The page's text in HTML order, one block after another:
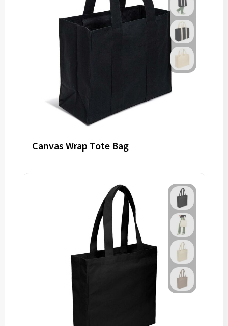
Canvas Wrap Tote Bag